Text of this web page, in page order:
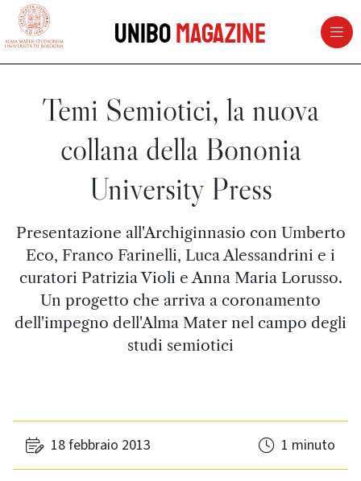
vai al contenuto della pagina
UniboMagazine
Temi Semiotici, la nuova
collana della Bononia
University Press
Presentazione all'Archiginnasio con Umberto
Eco, Franco Farinelli, Luca Alessandrini e i
curatori Patrizia Violi e Anna Maria Lorusso.
Un progetto che arriva a coronamento
dell'impegno dell'Alma Mater nel campo degli
studi semiotici
18 febbraio 2013 1 minuto